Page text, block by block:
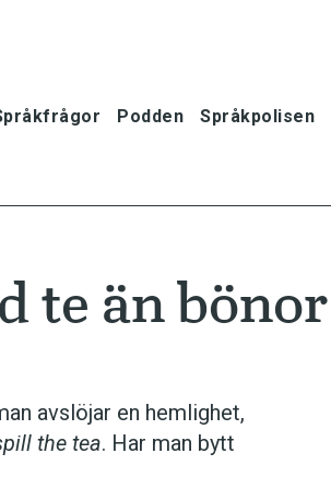
Podden Språkpolisen
te än bönor
avslöjar en hemlighet,
the tea. Har man bytt